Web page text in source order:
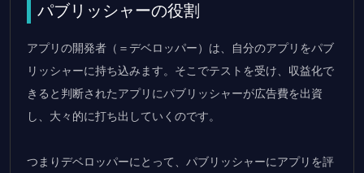
パブリッシャーの役割
アプリの開発者（＝デベロッパー）は、自分のアプリをパブ
リッシャーに持ち込みます。そこでテストを受け、収益化で
きると判断されたアプリにパブリッシャーが広告費を出資
し、大々的に打ち出していくのです。
つまりデベロッパーにとって、パブリッシャーにアプリを評